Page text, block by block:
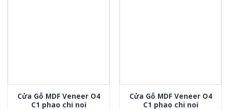
Cửa Gỗ MDF Veneer O4
C1 phao chi noi
Cửa Gỗ MDF Veneer O4
C1 phao chi noi